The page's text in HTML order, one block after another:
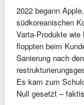
2022 begann
südkoreanischen
Varta-Produkte
floppten beim
Sanierung nach
Es kam zum
Null gesetzt –